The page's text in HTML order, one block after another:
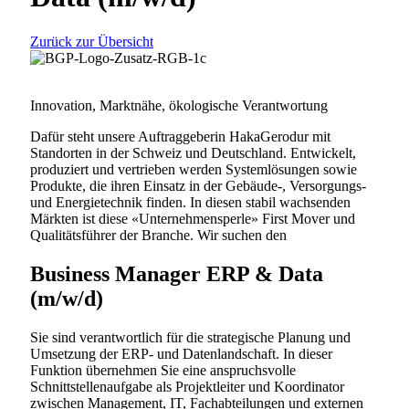
Eine hohe Qualität im gesamten Rekrutierungsprozess
von Kandidatinnen und Kandidaten am neuen
unserem Anspruch gegenüber Kunden und
Kandidatinnen und Kandidaten gerecht:Be Great in
Profession